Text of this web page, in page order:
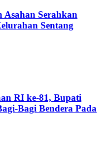
Serahkan
Sentang
RI ke-81, Bupati
Bagi Bendera Pada